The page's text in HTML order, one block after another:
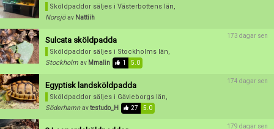
Sköldpaddor säljes i Västerbottens län,
Norsjö av Nattiih
Sulcata sköldpadda
Sköldpaddor säljes i Stockholms län,
Stockholm av Mmalin 1 5.0
173 dagar sen
Egyptisk landsköldpadda
Sköldpaddor säljes i Gävleborgs län,
Söderhamn avtestudo_H 27 5.0
174 dagar sen
179 dagar sen